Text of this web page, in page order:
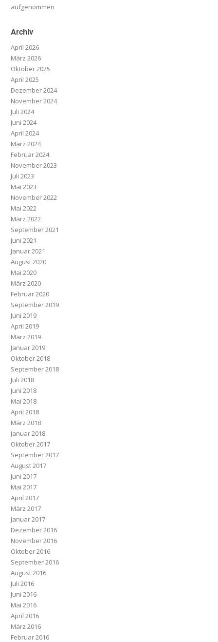
aufgenommen
Archiv
April 2026
März 2026
Oktober 2025
April 2025
Dezember 2024
November 2024
Juli 2024
Juni 2024
April 2024
März 2024
Februar 2024
November 2023
Juli 2023
Mai 2023
November 2022
Mai 2022
März 2022
September 2021
Juni 2021
Januar 2021
August 2020
Mai 2020
März 2020
Februar 2020
September 2019
Juni 2019
April 2019
März 2019
Januar 2019
Oktober 2018
September 2018
Juli 2018
Juni 2018
Mai 2018
April 2018
März 2018
Januar 2018
Oktober 2017
September 2017
August 2017
Juni 2017
Mai 2017
April 2017
März 2017
Januar 2017
Dezember 2016
November 2016
Oktober 2016
September 2016
August 2016
Juli 2016
Juni 2016
Mai 2016
April 2016
März 2016
Februar 2016